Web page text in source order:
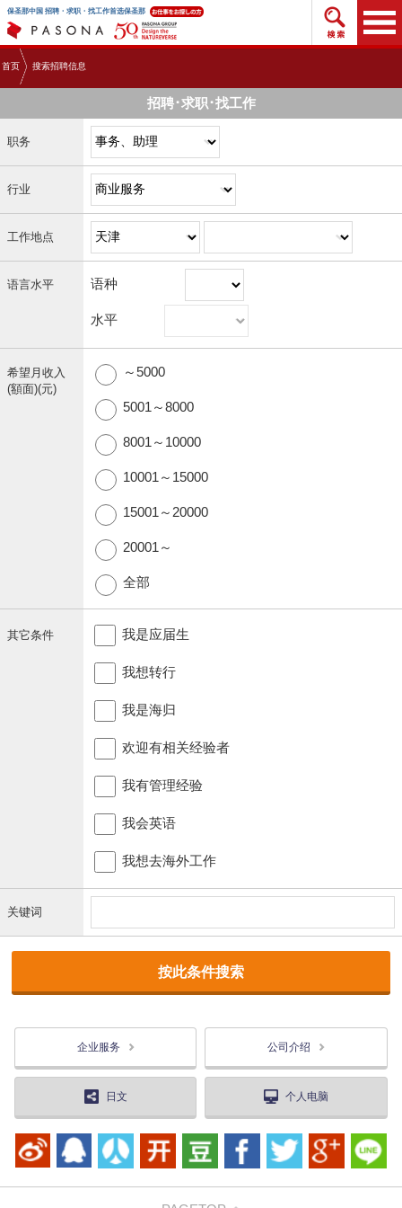
保圣那中国 招聘・求职・找工作首选保圣那 搜索
首页 搜索招聘信息
招聘･求职･找工作
职务
行业
工作地点
语言水平 语种
水平
希望月收入
(額面)(元)
～5000
5001～8000
8001～10000
10001～15000
15001～20000
20001～
全部
其它条件 我是应届生
我想转行
我是海归
欢迎有相关经验者
我有管理经验
我会英语
我想去海外工作
关键词
企业服务 公司介绍
日文 个人电脑